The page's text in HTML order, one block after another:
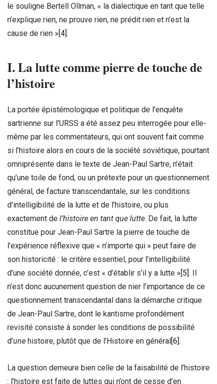
le souligne Bertell Ollman, « la dialectique en tant que telle
n’explique rien, ne prouve rien, ne prédit rien et n’est la
cause de rien » [4] .
I.La lutte comme pierre de touche de
l’histoire
La portée épistémologique et politique de l’enquête
sartrienne sur l’URSS a été assez peu interrogée pour elle-
même par les commentateurs, qui ont souvent fait comme
si l’histoire alors en cours de la société soviétique, pourtant
omniprésente dans le texte de Jean-Paul Sartre, n’était
qu’une toile de fond, ou un prétexte pour un questionnement
général, de facture transcendantale, sur les conditions
d’intelligibilité de la lutte et de l’histoire, ou plus
exactement de l’histoire en tant que lutte. De fait, la lutte
constitue pour Jean-Paul Sartre la pierre de touche de
l’expérience réflexive que « n’importe qui » peut faire de
son historicité : le critère essentiel, pour l’intelligibilité
d’une société donnée, c’est « d’établir s’il y a lutte »[5]. Il
n’est donc aucunement question de nier l’importance de ce
questionnement transcendantal dans la démarche critique
de Jean-Paul Sartre, dont le kantisme profondément
revisité consiste à sonder les conditions de possibilité
d’une histoire, plutôt que de l’Histoire en général[6].
La question demeure bien celle de la faisabilité de l’histoire
: l’histoire est faite de luttes qui n’ont de cesse d’en